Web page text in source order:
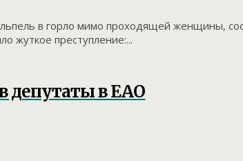
в горло мимо проходящей женщины,
жуткое преступление:...
депутаты в ЕАО